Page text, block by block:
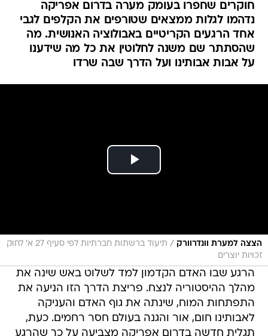
חוקרים שחפרו בעומק מערה בדרום אפריקה
נדהמו לגלות ממצאים שטורפים את הקלפים לגבי
אחד הרגעים הקריטיים באבולוציה האנושית. מה
שהסתתר שם משנה לחלוטין את כל מה שידענו
על אבות אבותינו ועל הדרך שבה שרדו
הצצה למערת וונדרוורק /
תיעוד ברשתות חברתיות לפי סעיף 27 א' לחוק
זכויות יוצרים
הרגע שבו האדם הקדמון למד לשלוט באש שינה את
מהלך ההיסטוריה לנצח. פריצת הדרך הזו הניעה את
התפתחות המוח, שינתה את גוף האדם והעניקה
לאבותינו חום, אור והגנה בעולם חסר רחמים. כעת,
תגלית חדשה בדרום אפריקה מצביעה על כך שהרגע